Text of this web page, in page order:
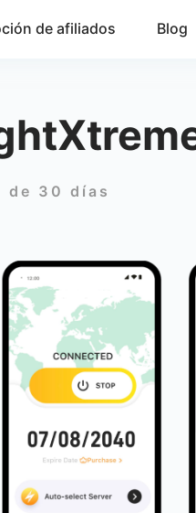
de afiliados Blog
de 30 días